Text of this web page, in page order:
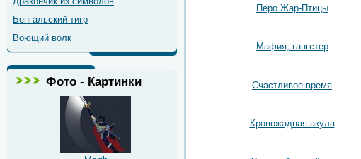
Бенгальский тигр
Воющий волк
Фото - Картинки
Перо Жар-Птицы
Мафия, гангстер
Счастливое время
Кровожадная акула